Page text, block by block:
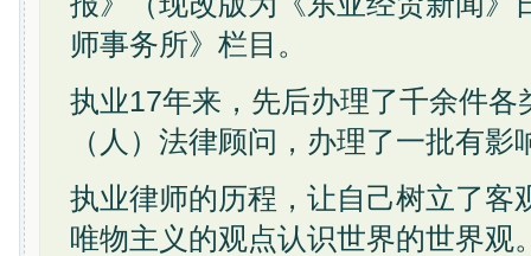
师事务所》栏目。
执业17年来，先后办理了千余件各
（人）法律顾问，办理了一批有
执业律师的历程，让自己树立了客
唯物主义的观点认识世界的世界观